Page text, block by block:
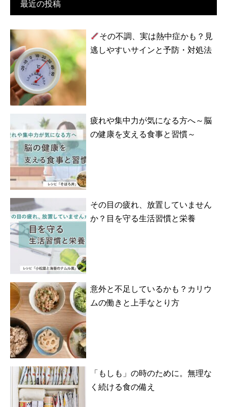
最近の投稿
その不調、実は熱中症かも？見
逃しやすいサインと予防・対処法
疲れや集中力が気になる方へ～脳
の健康を支える食事と習慣～
その目の疲れ、放置していません
か？目を守る生活習慣と栄養
意外と不足しているかも？カリウ
ムの働きと上手なとり方
「もしも」の時のために。無理な
く続ける食の備え